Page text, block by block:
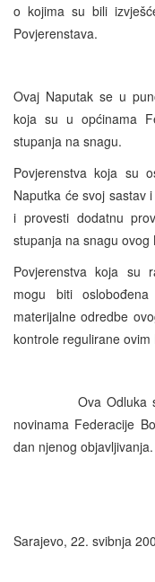
o kojima su bili
Povjerenstava.
Ovaj Naputak se u
koja su u općinama
stupanja na snagu.
Povjerenstva koja su
Naputka će svoj sastav
i provesti dodatnu
stupanja na snagu ovog
Povjerenstva koja su
mogu biti
materijalne odredbe
kontrole regulirane ovim
Ova Odluka se
novinama Federacije
dan njenog objavljivanja.
Sarajevo, 22. svibnja